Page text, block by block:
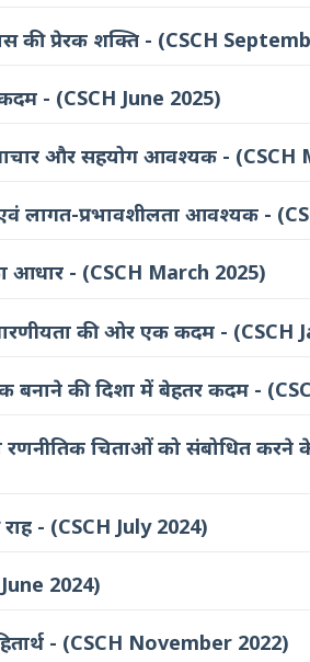
की प्रेरक शक्ति - (CSCH
- (CSCH June 2025)
और सहयोग आवश्यक - (CSCH
एवं लागत-प्रभावशीलता आवश्यक -
आधार - (CSCH March 2025)
धारणीयता की ओर एक कदम - (CSCH
बनाने की दिशा में बेहतर कदम -
रणनीतिक चिताओं को संबोधित
- (CSCH July 2024)
2024)
- (CSCH November 2022)